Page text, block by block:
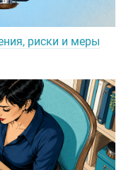
риски и меры